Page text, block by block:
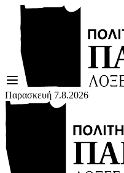
Παρασκευή 7.8.2026